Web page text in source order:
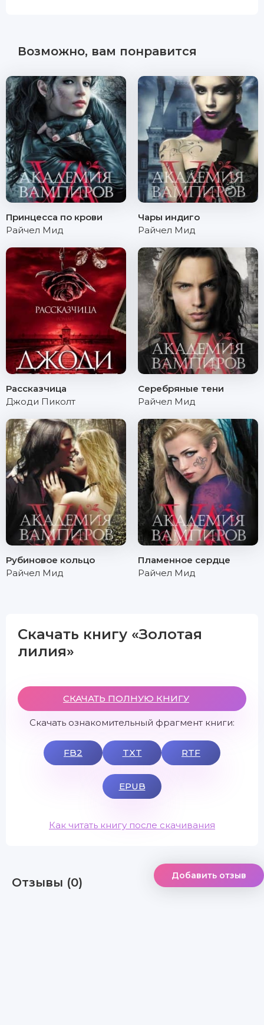
Возможно, вам понравится
Принцесса по крови
Райчел Мид
Чары индиго
Райчел Мид
Рассказчица
Джоди Пиколт
Серебряные тени
Райчел Мид
Рубиновое кольцо
Райчел Мид
Пламенное сердце
Райчел Мид
Скачать книгу «Золотая
лилия»
СКАЧАТЬ ПОЛНУЮ КНИГУ
Скачать ознакомительный фрагмент книги:
FB2 TXT RTF
EPUB
Как читать книгу после скачивания
Отзывы (0) Добавить отзыв